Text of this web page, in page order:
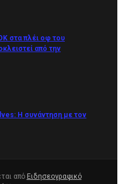
στα πλέι οφ του
από την
Η συνάντηση με τον
από Ειδησεογραφικό